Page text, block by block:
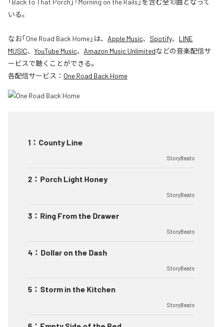
いる。
なお「One Road Back Home」は、 Apple Music、 Spotify、 LINE
MUSIC、 YouTube Music、 Amazon Music Unlimitedなどの音楽配信サ
ービスで聴くことができる。
各配信サービス： One Road Back Home
1 ： County Line
StoryBeats
2 ： Porch Light Honey
StoryBeats
3 ： Ring From the Drawer
StoryBeats
4 ： Dollar on the Dash
StoryBeats
5 ： Storm in the Kitchen
StoryBeats